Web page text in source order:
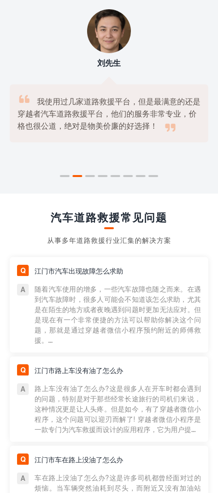
刘先生

我使用过几家道路救援平台，但是最满意的还是
穿越者汽车道路救援平台，他们的服务非常专业，价
格也很公道，绝对是物美价廉的好选择！

汽车道路救援常见问题
从事多年道路救援行业汇集的解决方案
江门市汽车出现故障怎么求助
随着汽车使用的增多，一些汽车故障也随之而来。在遇
到汽车故障时，很多人可能会不知道该怎么求助，尤其
是在陌生的地方或者夜晚遇到问题时更加无法应对。但
是现在有一个非常便捷的方法可以帮助你解决这个问
题，那就是通过穿越者微信小程序预约附近的师傅救
援。...
江门市路上车没有油了怎么办
路上车没有油了怎么办?这是很多人在开车时都会遇到
的问题，特别是对于那些经常长途旅行的司机们来说，
这种情况更是让人头疼。但是如今，有了穿越者微信小
程序，这个问题可以迎刃而解了! 穿越者微信小程序是
一款专门为汽车救援而设计的应用程序，它为用户提...
江门市车在路上没油了怎么办
车在路上没油了怎么办?这是许多司机都曾经面对过的
烦恼。当车辆突然油耗到尽头，而附近又没有加油站